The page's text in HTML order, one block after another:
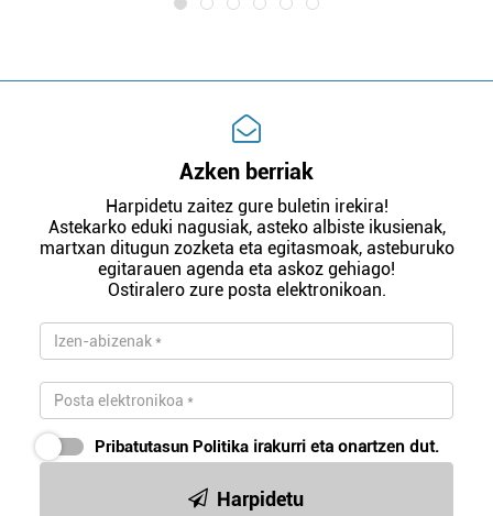
Azken berriak
Harpidetu zaitez gure buletin irekira!
Astekarko eduki nagusiak, asteko albiste ikusienak,
martxan ditugun zozketa eta egitasmoak, asteburuko
egitarauen agenda eta askoz gehiago!
Ostiralero zure posta elektronikoan.
Pribatutasun Politika irakurri eta onartzen dut.
Harpidetu